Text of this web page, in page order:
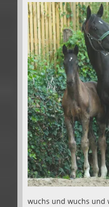
wuchs und wuchs und